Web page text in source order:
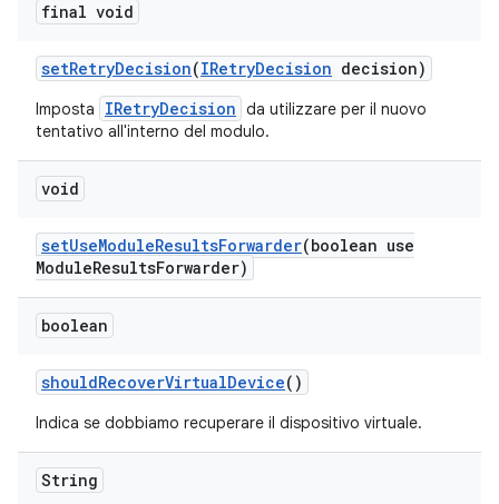
final void
setRetryDecision(IRetryDecision decision)
Imposta IRetryDecision da utilizzare per il nuovo
tentativo all'interno del modulo.
void
setUseModuleResultsForwarder(boolean use
ModuleResultsForwarder)
boolean
shouldRecoverVirtualDevice()
Indica se dobbiamo recuperare il dispositivo virtuale.
String